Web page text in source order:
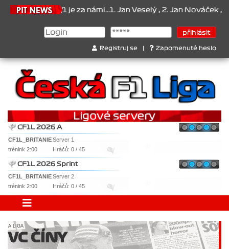
za námi...1. Jan Veselý , 2. Jan Nováček , 3. Jakub Chmelík ,
Registruj se Zapomenuté heslo
CF1L 2026 A
CF1L_BRITANIEServer 1
trénink 2:00
Hráčů: 0 / 45
CF1L 2026 Sprint
CF1L_BRITANIEServer 2
trénink 2:00
Hráčů: 0 / 45
A LIGA
VC ČÍNY